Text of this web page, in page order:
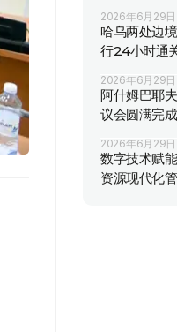
2026年6月29
哈乌两处边
行24小时通
2026年6月29
阿什姆巴耶
议会圆满完
2026年6月29日
数字技术赋
资源现代化